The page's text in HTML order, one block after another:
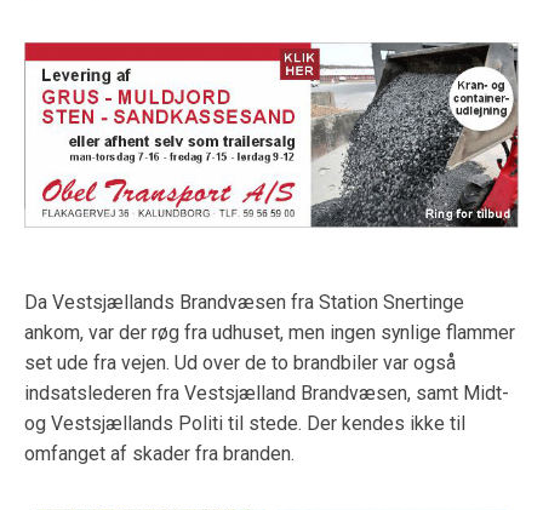
Da Vestsjællands Brandvæsen fra Station Snertinge
ankom, var der røg fra udhuset, men ingen synlige flammer
set ude fra vejen. Ud over de to brandbiler var også
indsatslederen fra Vestsjælland Brandvæsen, samt Midt-
og Vestsjællands Politi til stede. Der kendes ikke til
omfanget af skader fra branden.